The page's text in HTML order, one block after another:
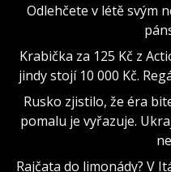
Odlehčete v létě svým
Krabička za 125 Kč z
jindy stojí 10 000 Kč.
Rusko zjistilo, že éra
pomalu je vyřazuje.
Rajčata do limonády? V